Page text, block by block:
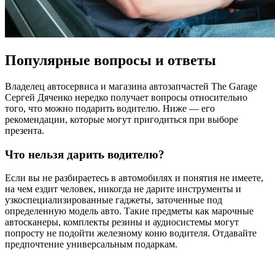
Популярные вопросы и ответы
Владелец автосервиса и магазина автозапчастей The Garage
Сергей Дяченко нередко получает вопросы относительно
того, что можно подарить водителю. Ниже — его
рекомендации, которые могут пригодиться при выборе
презента.
Что нельзя дарить водителю?
Если вы не разбираетесь в автомобилях и понятия не имеете,
на чем ездит человек, никогда не дарите инструменты и
узкоспециализированные гаджеты, заточенные под
определенную модель авто. Такие предметы как марочные
автосканеры, комплекты резины и аудиосистемы могут
попросту не подойти железному коню водителя. Отдавайте
предпочтение универсальным подаркам.